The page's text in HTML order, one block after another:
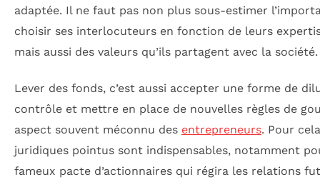
adaptée. Il ne faut pas non plus sous-estimer
choisir ses interlocuteurs en fonction de leurs
mais aussi des valeurs qu’ils partagent avec la société.
Lever des fonds, c’est aussi accepter une forme de
contrôle et mettre en place de nouvelles règles de
aspect souvent méconnu des entrepreneurs. Pour
juridiques pointus sont indispensables, notamment
fameux pacte d’actionnaires qui régira les relations